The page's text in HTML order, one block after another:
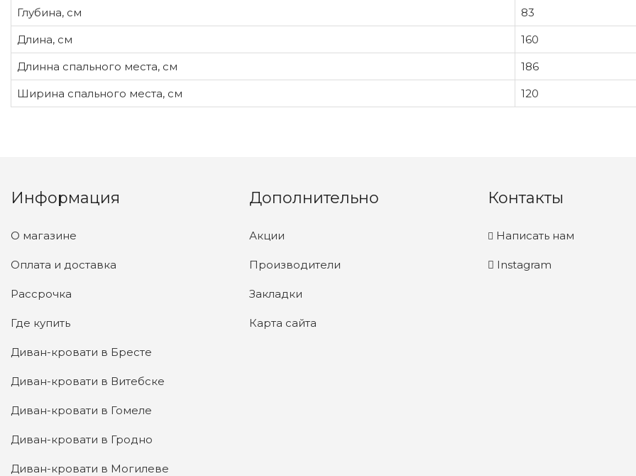
Глубина, см
83
Длина, см
160
Длинна спального места, см
186
Ширина спального места, см
120
Информация
О магазине
Оплата и доставка
Рассрочка
Где купить
Диван-кровати в Бресте
Диван-кровати в Витебске
Диван-кровати в Гомеле
Диван-кровати в Гродно
Диван-кровати в Могилеве
Дополнительно
Акции
Производители
Закладки
Карта сайта
Контакты
Написать нам
Instagram